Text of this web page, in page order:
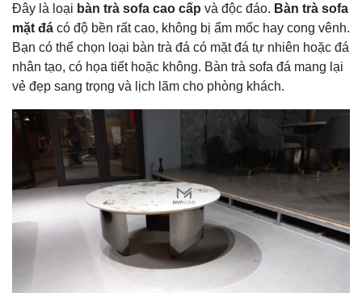
Đây là loại bàn trà sofa cao cấp và độc đáo. Bàn trà sofa
mặt đá có độ bền rất cao, không bị ẩm mốc hay cong vênh.
Bạn có thể chọn loại bàn trà đá có mặt đá tự nhiên hoặc đá
nhân tạo, có họa tiết hoặc không. Bàn trà sofa đá mang lại
vẻ đẹp sang trọng và lịch lãm cho phòng khách.